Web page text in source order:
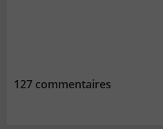
127 commentaires